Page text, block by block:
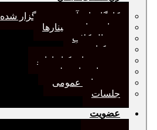
کارگاههای آموزشی برگزار شده
همایش‌ها و سمینارها
ژورنال کلاب
نقد کتاب
دورهمی‌های کتابدارانه
سخنرانی‌های علمی
مجمع‌های عمومی
جلسات
عضویت